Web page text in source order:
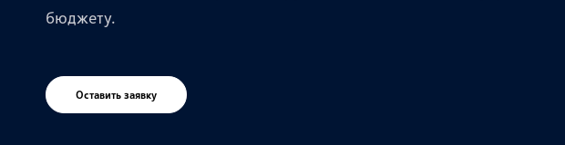
бюджету.
Оставить заявку